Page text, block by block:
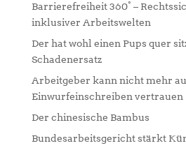
a
i
v
e
:
Barrierefreiheit 360° –
inklusiver Arbeitswelten
Der hat wohl einen Pups quer
Schadenersatz
Arbeitgeber kann nicht mehr
Einwurfeinschreiben vertrauen
Der chinesische Bambus
Bundesarbeitsgericht stärkt